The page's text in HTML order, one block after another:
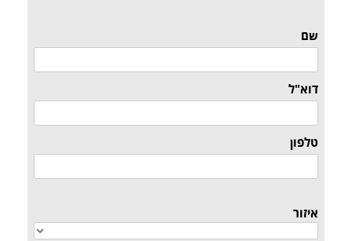
שם
דוא"ל
טלפון
איזור